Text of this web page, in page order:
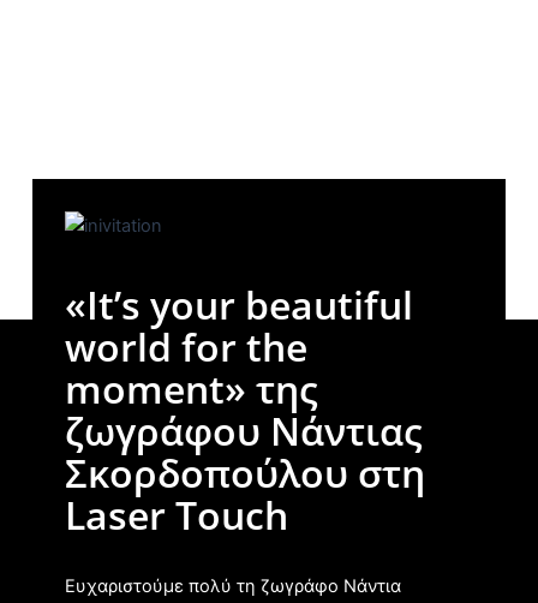
«It’s your beautiful
world for the
moment» της
ζωγράφου Νάντιας
Σκορδοπούλου στη
Laser Touch
Ευχαριστούμε πολύ τη ζωγράφο Νάντια